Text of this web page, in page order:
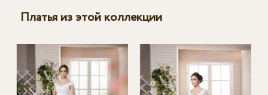
Платья из этой коллекции